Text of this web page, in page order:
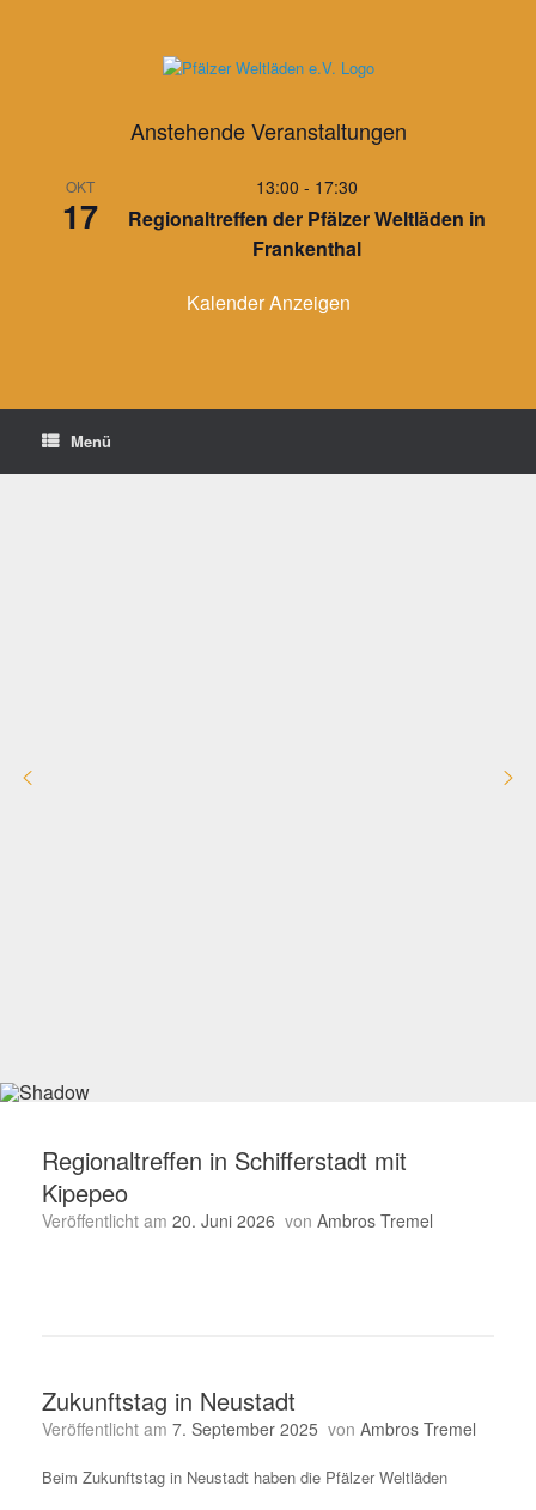
Anstehende Veranstaltungen
OKT
17
13:00 - 17:30
Regionaltreffen der Pfälzer Weltläden in
Frankenthal
Kalender Anzeigen
Menü
Regionaltreffen in Schifferstadt mit
Kipepeo
Veröffentlicht am 20. Juni 2026 von Ambros Tremel
Zukunftstag in Neustadt
Veröffentlicht am 7. September 2025 von Ambros Tremel
Beim Zukunftstag in Neustadt haben die Pfälzer Weltläden